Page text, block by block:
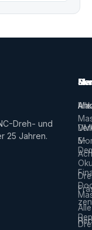
Dreh- und
25 Jahren.
Alle
5-
Alle